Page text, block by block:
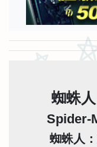
蜘蛛
Spider-
蜘蛛人